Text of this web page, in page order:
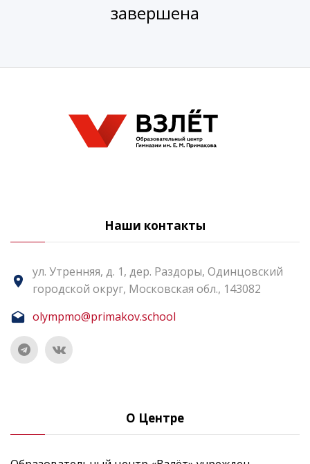
завершена
Наши контакты
ул. Утренняя, д. 1, дер. Раздоры, Одинцовский
городской округ, Московская обл., 143082
olympmo@primakov.school
О Центре